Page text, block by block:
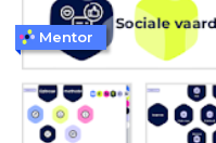
Mentor